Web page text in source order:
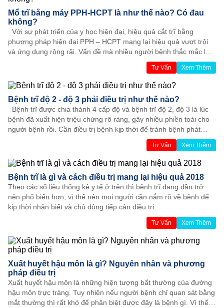
Mổ trĩ bằng máy PPH-HCPT là như thế nào? Có đau
không?
Với sự phát triển của y học hiện đại, hiệu quả cắt trĩ bằng
phương pháp hiện đại PPH – HCPT mang lại hiệu quả vượt trội
và ứng dụng rộng rãi. Vấn đề mà nhiều người bệnh thắc mắc là
mổ trĩ bằng máy PPH-HCPT là như thế nào? Để hiểu rõ vấn đề
Tư Vấn Xem Thêm
Bệnh trĩ độ 2 - độ 3 phải điều trị như thế nào?
Bệnh trĩ được chia thành 4 cấp độ và bệnh trĩ độ 2, độ 3 là lúc
bệnh đã xuất hiện triệu chứng rõ ràng, gây nhiều phiền toái cho
người bệnh rồi. Cần điều trị bệnh kịp thời để tránh bệnh phát
triển nặng hơn, gây hoại tử hậu môn, thậm chí đe dọa đến tính
mạng. Vậy bệnh trĩ độ 2 - độ 3 phải điều trị như thế nào? Hãy
cùng bác sĩ Phòng Khám Đa Khoa Âu Mỹ Việt tìm hiểu trong bài
viết sau.
Tư Vấn Xem Thêm
Bệnh trĩ là gì và cách điều trị mang lại hiệu quả 2018
Theo các số liệu thống kê y tế ở trên thì bệnh trĩ đang dần trở
nên phổ biến hơn, vì thế nên mọi người cần nắm rõ về bệnh để
kịp thời nhận biết và chủ động tiếp cận điều trị.
Tư Vấn Xem Thêm
Xuất huyết hậu môn là gì? Nguyên nhân và phương
pháp điều trị
Xuất huyết hậu môn là những hiện tượng bất thường của đường
hậu môn trực tràng. Tuy nhiên nếu người bệnh chỉ quan sát bằng
mắt thường thì rất khó để phân biệt được đây là bệnh gì. Vì thế,